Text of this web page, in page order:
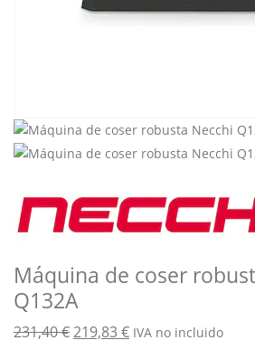
Máquina de coser
Q132A
231,40€ El
219,83€ElIVA no incluido